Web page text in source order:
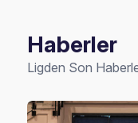
Haberler
Ligden Son